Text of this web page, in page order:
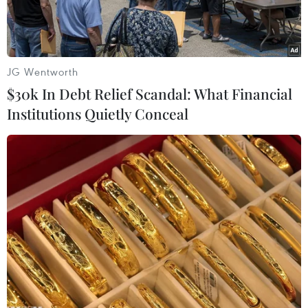
minh viễnthông quốc tế (ITU) và Ban Thư ký
Công ước Basel về kiểm soát lưu thông
xuyênbiên giới và loại bỏ các chất thải độc hại
(SBC) nhằm bảo vệ môi trường khỏi tácđộng
Liên hợp quốc nhấn mạnh, sự phổ biến toàn
cầu các thiết bị điện và điện tửđã làm tăng lo
ngại quốc tế về tác động tiêu cực của các quá
trình quản lý, xửlý và loại bỏ không phù hợp các
loại rác thải điện và điện tử. Những rác thảinày
chứa các chất độc hại được sử dụng trong quá
trình chế tạo có thể gây ônhiễm môi trường và
gây hại cho sức khoẻ con người trên quy mô
rộng lớn.
JG Wentworth
$30k In Debt Relief Scandal: What Financial
Institutions Quietly Conceal